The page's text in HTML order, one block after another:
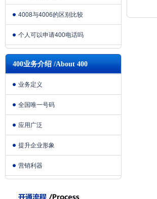
4008与4006的区别比较
个人可以申请400电话吗
400业务介绍 /About 400
业务定义
全国唯一号码
应用广泛
提升企业形象
营销利器